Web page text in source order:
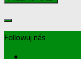
Followuj nás